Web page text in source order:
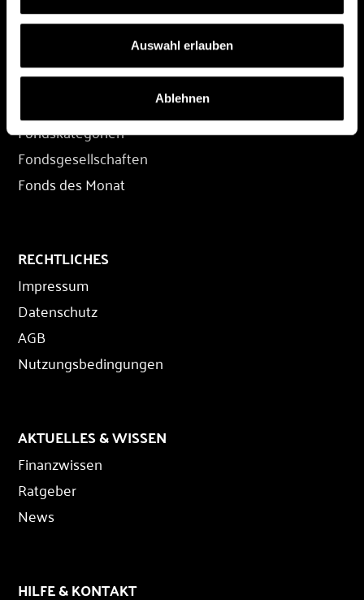
Auswahl erlauben
Ablehnen
FONDS
Fondskategorien
Fondsgesellschaften
Fonds des Monat
RECHTLICHES
Impressum
Datenschutz
AGB
Nutzungsbedingungen
AKTUELLES & WISSEN
Finanzwissen
Ratgeber
News
HILFE & KONTAKT